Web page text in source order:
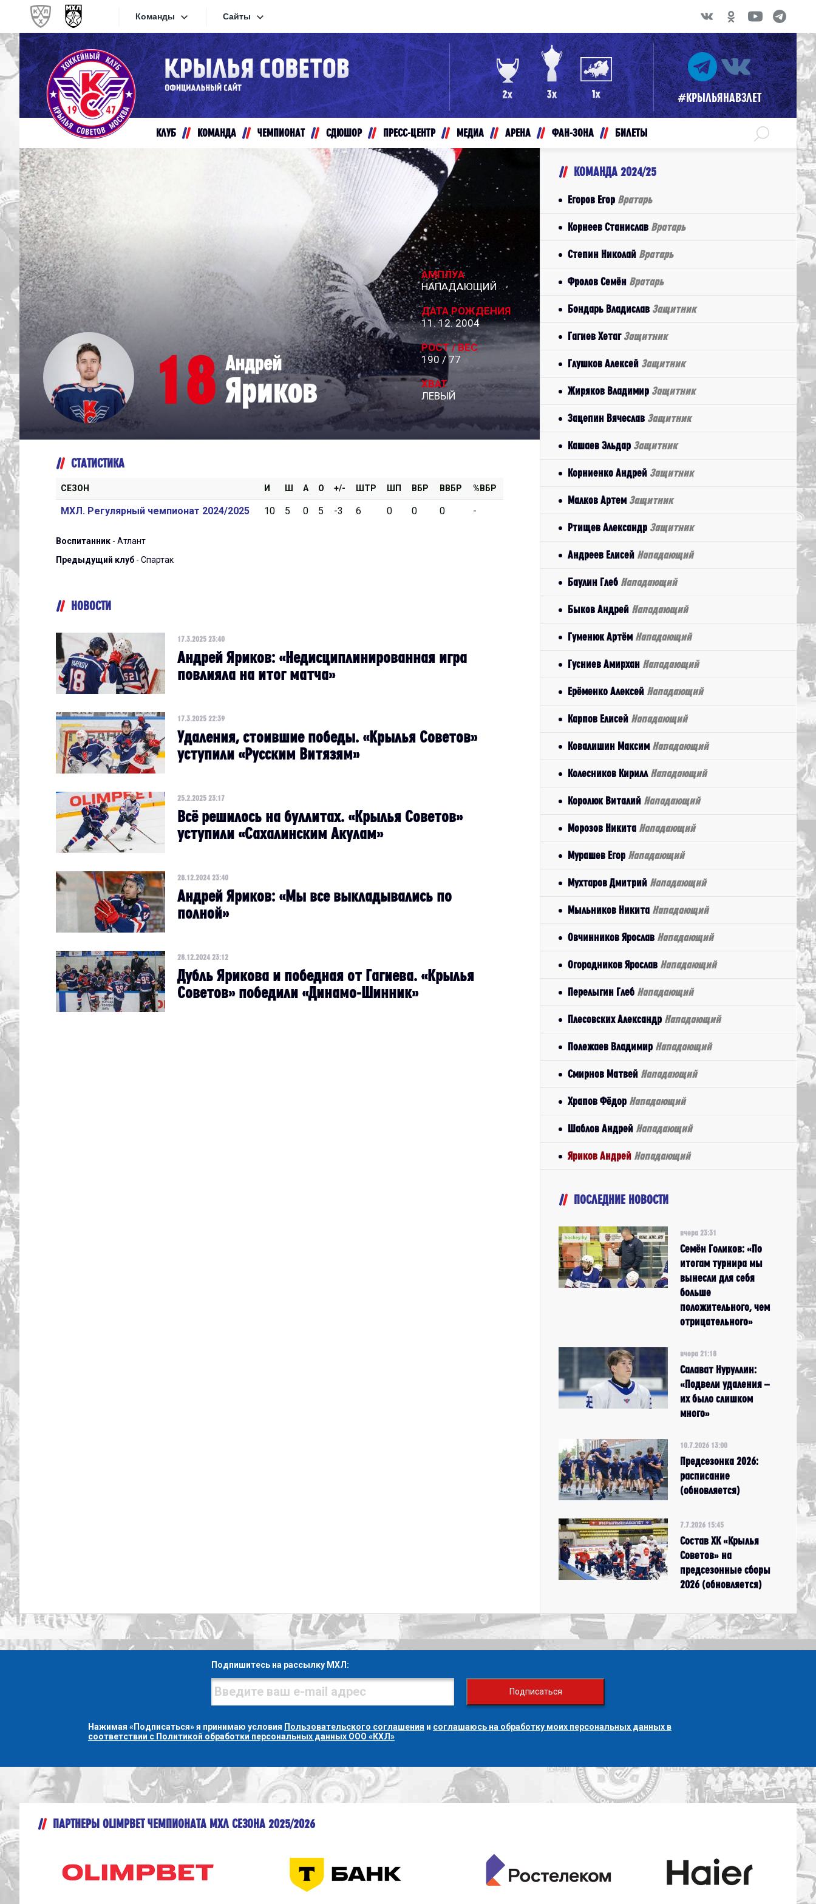
Команды
Конференция «Запад»
Дивизион Золотой
Академия Михайлова
Дивизион Серебряный
Амурские Тигры
Красная Машина-Юниор
Крылья Советов
МХК Спартак-МАХ
Конференция «Восток»
Дивизион Золотой
Авто
Кузнецкие Медведи
Мамонты Югры
Омские Ястребы
Стальные Лисы
Толпар
Чайка
Дивизион Серебряный
АКМ-Новомосковск
Красноярские Рыси
Ладья
Локо-76
МХК Молот
Реактор
Сибирские Cнайперы
Спутник Ал
Сайты
Сайты
Видеотрансляции
Хайлайты
Текстовые трансляции
Приложение МХЛ
#КРЫЛЬЯНАВЗЛЕТ
КЛУБ КОМАНДА ЧЕМПИОНАТ СДЮШОР ПРЕСС-ЦЕНТР МЕДИА АРЕНА ФАН-ЗОНА БИЛЕТЫ
18 Андрей
Яриков
АМПЛУА
НАПАДАЮЩИЙ
ДАТА РОЖДЕНИЯ
11. 12. 2004
РОСТ / ВЕС
190 / 77
ХВАТ
ЛЕВЫЙ
СТАТИСТИКА
СЕЗОН И Ш А О +/- ШТР ШП ВБР ВВБР %ВБР
МХЛ. Регулярный чемпионат 2024/2025 10 5 0 5 -3 6 0 0 0 -
Воспитанник - Атлант
Предыдущий клуб - Спартак
НОВОСТИ
17.3.2025 23:40
Андрей Яриков: ​«Недисциплинированная игра
повлияла на итог матча»
17.3.2025 22:39
Удаления, стоившие победы. «Крылья Советов»
уступили «Русским Витязям»
25.2.2025 23:17
Всё решилось на буллитах. «Крылья Советов»
уступили «Сахалинским Акулам»
28.12.2024 23:40
Андрей Яриков: «Мы все выкладывались по
полной»
28.12.2024 23:12
Дубль Ярикова и победная от Гагиева. «Крылья
Советов» победили «Динамо-Шинник»
КОМАНДА 2024/25
Егоров Егор Вратарь
Корнеев Станислав Вратарь
Степин Николай Вратарь
Фролов Семён Вратарь
Бондарь Владислав Защитник
Гагиев Хетаг Защитник
Глушков Алексей Защитник
Жиряков Владимир Защитник
Зацепин Вячеслав Защитник
Кашаев Эльдар Защитник
Корниенко Андрей Защитник
Малков Артем Защитник
Ртищев Александр Защитник
Андреев Елисей Нападающий
Баулин Глеб Нападающий
Быков Андрей Нападающий
Гуменюк Артём Нападающий
Гусниев Амирхан Нападающий
Ерёменко Алексей Нападающий
Карпов Елисей Нападающий
Ковалишин Максим Нападающий
Колесников Кирилл Нападающий
Королюк Виталий Нападающий
Морозов Никита Нападающий
Мурашев Егор Нападающий
Мухтаров Дмитрий Нападающий
Мыльников Никита Нападающий
Овчинников Ярослав Нападающий
Огородников Ярослав Нападающий
Перелыгин Глеб Нападающий
Плесовских Александр Нападающий
Полежаев Владимир Нападающий
Смирнов Матвей Нападающий
Храпов Фёдор Нападающий
Шаблов Андрей Нападающий
Яриков Андрей Нападающий
ПОСЛЕДНИЕ НОВОСТИ
вчера 23:31
Семён Голиков: «По
итогам турнира мы
вынесли для себя
больше
положительного, чем
отрицательного»
вчера 21:18
Салават Нуруллин:
«Подвели удаления –
их было слишком
много»
10.7.2026 13:00
Предсезонка 2026:
расписание
(обновляется)
7.7.2026 15:45
Состав ХК «Крылья
Советов» на
предсезонные сборы
2026 (обновляется)
Подпишитесь на рассылку МХЛ:
Подписаться
Нажимая «Подписаться» я принимаю условия Пользовательского соглашения и соглашаюсь на обработку моих персональных данных в
соответствии с Политикой обработки персональных данных ООО «КХЛ»
ПАРТНЕРЫ OLIMPBET ЧЕМПИОНАТА МХЛ СЕЗОНА 2025/2026